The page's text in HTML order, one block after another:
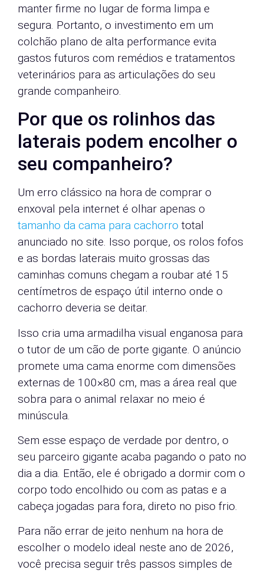
manter firme no lugar de forma limpa e
segura. Portanto, o investimento em um
colchão plano de alta performance evita
gastos futuros com remédios e tratamentos
veterinários para as articulações do seu
grande companheiro.
Por que os rolinhos das
laterais podem encolher o
seu companheiro?
Um erro clássico na hora de comprar o
enxoval pela internet é olhar apenas o
tamanho da cama para cachorro total
anunciado no site. Isso porque, os rolos fofos
e as bordas laterais muito grossas das
caminhas comuns chegam a roubar até 15
centímetros de espaço útil interno onde o
cachorro deveria se deitar.
Isso cria uma armadilha visual enganosa para
o tutor de um cão de porte gigante. O anúncio
promete uma cama enorme com dimensões
externas de 100×80 cm, mas a área real que
sobra para o animal relaxar no meio é
minúscula.
Sem esse espaço de verdade por dentro, o
seu parceiro gigante acaba pagando o pato no
dia a dia. Então, ele é obrigado a dormir com o
corpo todo encolhido ou com as patas e a
cabeça jogadas para fora, direto no piso frio.
Para não errar de jeito nenhum na hora de
escolher o modelo ideal neste ano de 2026,
você precisa seguir três passos simples de